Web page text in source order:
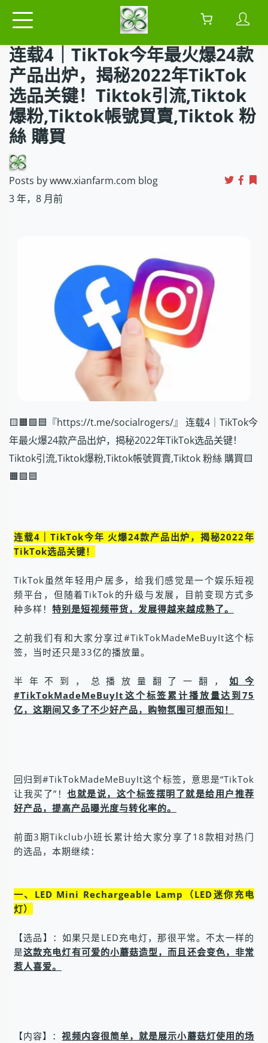
连载4｜TikTok今年最火爆24款
产品出炉，揭秘2022年TikTok
选品关键！Tiktok引流,Tiktok
爆粉,Tiktok帳號買賣,Tiktok 粉
絲 購買
Posts by www.xianfarm.com blog
3 年，8 月前
🟨🟧🟩🟦『https://t.me/socialrogers/』 连载4｜TikTok今
年最火爆24款产品出炉，揭秘2022年TikTok选品关键！
Tiktok引流,Tiktok爆粉,Tiktok帳號買賣,Tiktok 粉絲 購買🟨
🟧🟩🟦
连载4｜TikTok今年 火爆24款产品出炉，揭秘2022年
TikTok选品关键！
TikTok虽然年轻用户居多，给我们感觉是一个娱乐短视
频平台，但随着TikTok的升级与发展，目前变现方式多
种多样！ 特别是短视频带货，发展得越来越成熟了。
之前我们有和大家分享过#TikTokMadeMeBuyIt这个标
签，当时还只是33亿的播放量。
半年不到，总播放量翻了一翻，如今
#TikTokMadeMeBuyIt这个标签累计播放量达到75
亿，这期间又多了不少好产品，购物氛围可想而知！
回归到#TikTokMadeMeBuyIt这个标签，意思是“TikTok
让我买了”！ 也就是说，这个标签摆明了就是给用户推荐
好产品，提高产品曝光度与转化率的。
前面3期Tikclub小班长累计给大家分享了18款相对热门
的选品，本期继续：
一、LED Mini Rechargeable Lamp（LED迷你充电
灯）
【选品】：如果只是LED充电灯，那很平常。不太一样的
是这款充电灯有可爱的小蘑菇造型，而且还会变色，非常
惹人喜爱。
【内容】：视频内容很简单，就是展示小蘑菇灯使用的场